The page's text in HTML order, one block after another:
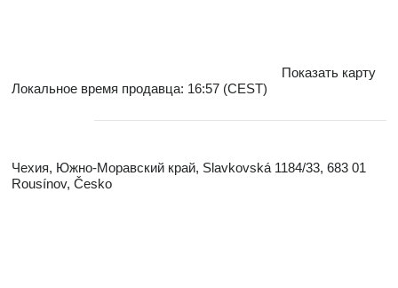
Показать карту
Локальное время продавца: 16:57 (CEST)
Чехия, Южно-Моравский край, Slavkovská 1184/33, 683 01
Rousínov, Česko